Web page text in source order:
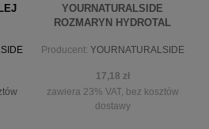
YOURNATURALSIDE
ROZMARYN HYDROTAL
Producent: YOURNATURALSIDE
17,18 zł
zawiera 23% VAT, bez kosztów
dostawy